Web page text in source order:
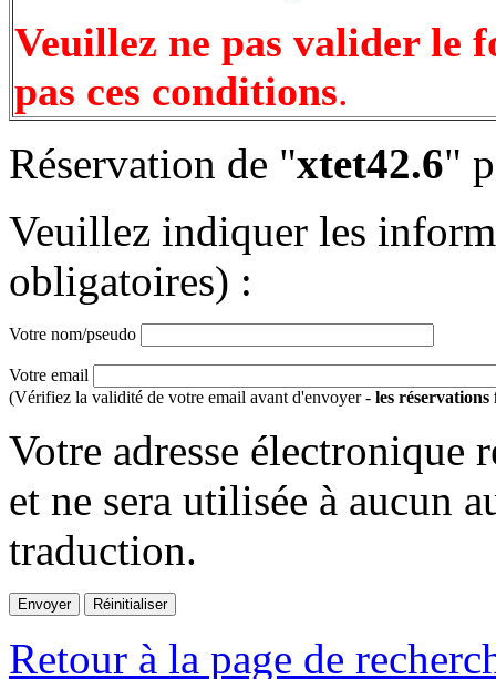
Veuillez ne pas valider le
pas ces conditions.
Réservation de "xtet42.6"
Veuillez indiquer les
obligatoires) :
Votre nom/pseudo
Votre email
(Vérifiez la validité de votre email avant d'envoyer - les réservations
Votre adresse électronique
et ne sera utilisée à aucun
traduction.
Retour à la page de